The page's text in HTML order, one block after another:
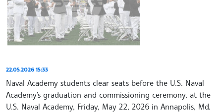
22.05.2026 15:33
Naval Academy students clear seats before the U.S. Naval
Academy's graduation and commissioning ceremony, at the
U.S. Naval Academy, Friday, May 22, 2026 in Annapolis, Md.